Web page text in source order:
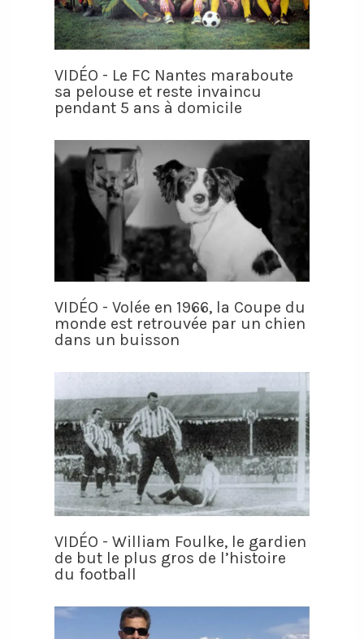
VIDÉO - Le FC Nantes maraboute
sa pelouse et reste invaincu
pendant 5 ans à domicile
VIDÉO - Volée en 1966, la Coupe du
monde est retrouvée par un chien
dans un buisson
VIDÉO - William Foulke, le gardien
de but le plus gros de l’histoire
du football